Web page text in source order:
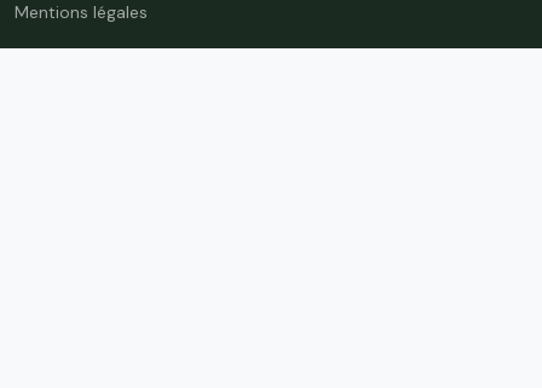
Mentions légales